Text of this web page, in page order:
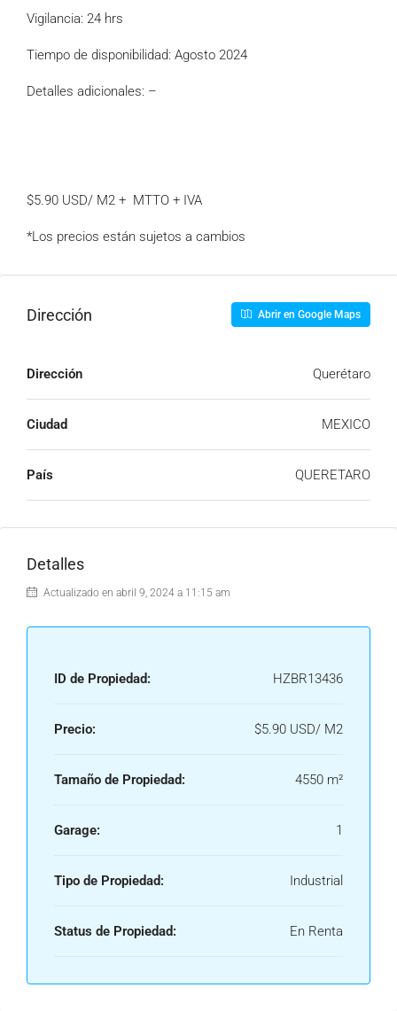
Vigilancia: 24 hrs
Tiempo de disponibilidad: Agosto 2024
Detalles adicionales: –
$5.90 USD/ M2 + MTTO + IVA
*Los precios están sujetos a cambios
Dirección Abrir en Google Maps
Dirección Querétaro
Ciudad MEXICO
País QUERETARO
Detalles
Actualizado en abril 9, 2024 a 11:15 am
ID de Propiedad: HZBR13436
Precio: $5.90 USD/ M2
Tamaño de Propiedad: 4550 m²
Garage: 1
Tipo de Propiedad: Industrial
Status de Propiedad: En Renta